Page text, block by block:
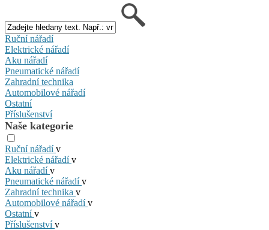
Ruční nářadí
Elektrické nářadí
Aku nářadí
Pneumatické nářadí
Zahradní technika
Automobilové nářadí
Ostatní
Příslušenství
Naše kategorie
Ruční nářadív
Elektrické nářadív
Aku nářadív
Pneumatické nářadív
Zahradní technika v
Automobilové nářadív
Ostatnív
Příslušenstvív